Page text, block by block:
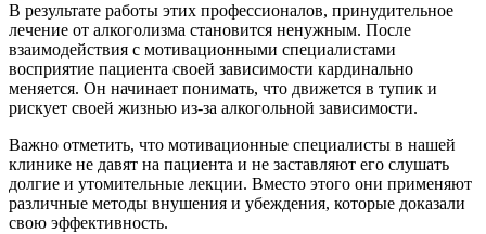
В результате работы этих профессионалов, принудительное
лечение от алкоголизма становится ненужным. После
взаимодействия с мотивационными специалистами
восприятие пациента своей зависимости кардинально
меняется. Он начинает понимать, что движется в тупик и
рискует своей жизнью из-за алкогольной зависимости.
Важно отметить, что мотивационные специалисты в нашей
клинике не давят на пациента и не заставляют его слушать
долгие и утомительные лекции. Вместо этого они применяют
различные методы внушения и убеждения, которые доказали
свою эффективность.